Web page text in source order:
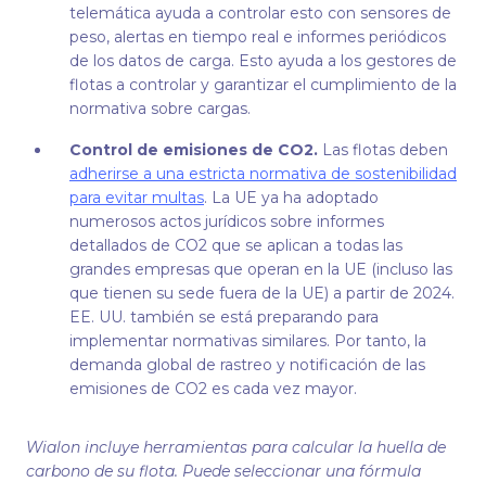
telemática ayuda a controlar esto con sensores de
peso, alertas en tiempo real e informes periódicos
de los datos de carga. Esto ayuda a los gestores de
flotas a controlar y garantizar el cumplimiento de la
normativa sobre cargas.
Control de emisiones de CO2. Las flotas deben
adherirse a una estricta normativa de sostenibilidad
para evitar multas. La UE ya ha adoptado
numerosos actos jurídicos sobre informes
detallados de CO2 que se aplican a todas las
grandes empresas que operan en la UE (incluso las
que tienen su sede fuera de la UE) a partir de 2024.
EE. UU. también se está preparando para
implementar normativas similares. Por tanto, la
demanda global de rastreo y notificación de las
emisiones de CO2 es cada vez mayor.
Wialon incluye herramientas para calcular la huella de
carbono de su flota. Puede seleccionar una fórmula